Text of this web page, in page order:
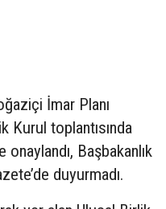
İmar Planı
Kurul toplantısında
Başbakanlık
duyurmadı.